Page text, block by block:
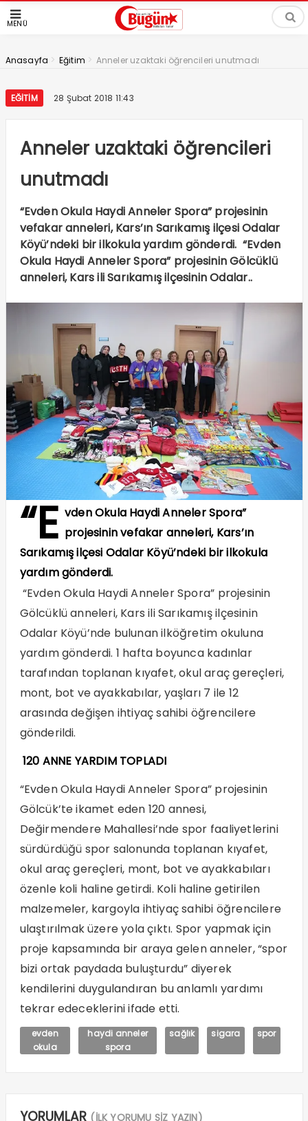
MENÜ
Anasayfa > Eğitim > Anneler uzaktaki öğrencileri unutmadı
EĞITIM 28 Şubat 2018 11:43
Anneler uzaktaki öğrencileri
unutmadı
“Evden Okula Haydi Anneler Spora” projesinin
vefakar anneleri, Kars’ın Sarıkamış ilçesi Odalar
Köyü’ndeki bir ilkokula yardım gönderdi. “Evden
Okula Haydi Anneler Spora” projesinin Gölcüklü
anneleri, Kars ili Sarıkamış ilçesinin Odalar..
“E vden Okula Haydi Anneler Spora”
projesinin vefakar anneleri, Kars’ın
Sarıkamış ilçesi Odalar Köyü’ndeki bir ilkokula
yardım gönderdi.
“Evden Okula Haydi Anneler Spora” projesinin
Gölcüklü anneleri, Kars ili Sarıkamış ilçesinin
Odalar Köyü’nde bulunan ilköğretim okuluna
yardım gönderdi. 1 hafta boyunca kadınlar
tarafından toplanan kıyafet, okul araç gereçleri,
mont, bot ve ayakkabılar, yaşları 7 ile 12
arasında değişen ihtiyaç sahibi öğrencilere
gönderildi.
120 ANNE YARDIM TOPLADI
“Evden Okula Haydi Anneler Spora” projesinin
Gölcük’te ikamet eden 120 annesi,
Değirmendere Mahallesi’nde spor faaliyetlerini
sürdürdüğü spor salonunda toplanan kıyafet,
okul araç gereçleri, mont, bot ve ayakkabıları
özenle koli haline getirdi. Koli haline getirilen
malzemeler, kargoyla ihtiyaç sahibi öğrencilere
ulaştırılmak üzere yola çıktı. Spor yapmak için
proje kapsamında bir araya gelen anneler, “spor
bizi ortak paydada buluşturdu” diyerek
kendilerini duygulandıran bu anlamlı yardımı
tekrar edeceklerini ifade etti.
evden
okula
haydi anneler
spora
sağlık sigara spor
YORUMLAR (İLK YORUMU SİZ YAZIN)